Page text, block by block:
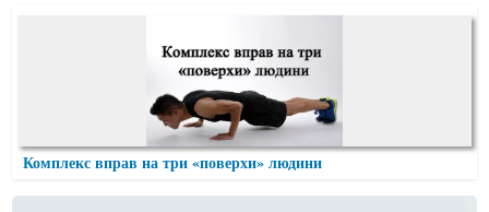
Комплекс вправ на три «поверхи» людини